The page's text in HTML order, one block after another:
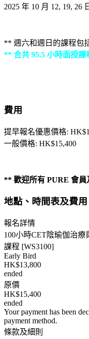
2025 年 10 月 12, 19, 26
** 週六和週日的課程包
** 合共 95.5 小時面授
費用
提早報名優惠價格:
一般價格: HK$15,400
** 歡迎所有 PURE 會
地點、時間表及費用
報名詳情
100小時CET陰瑜伽治療
課程 [WS3100]
Early Bird
HK$13,800
ended
原價
HK$15,400
ended
Your payment has been
payment method.
條款及細則